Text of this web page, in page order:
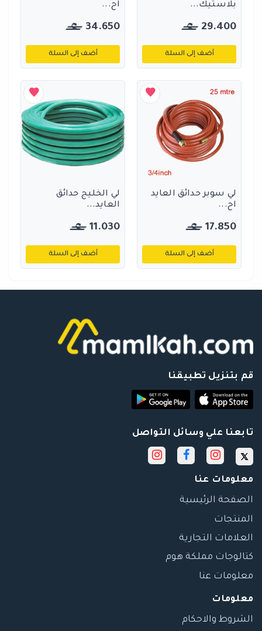
بلاستيك...
29.400
أضف إلى السلة
اح...
34.650
أضف إلى السلة
لي سوبر حدائق العايد
اح...
17.850
أضف إلى السلة
لي الخليج حدائق
العايد...
11.030
أضف إلى السلة
قم بتنزيل تطبيقنا
تابعنا علي وسائل التواصل
معلومات عنا
الصفحة الرئيسية
المنتجات
العلامات التجارية
كتالوجات مملكة هوم
معلومات عنا
معلومات
الشروط والاحكام